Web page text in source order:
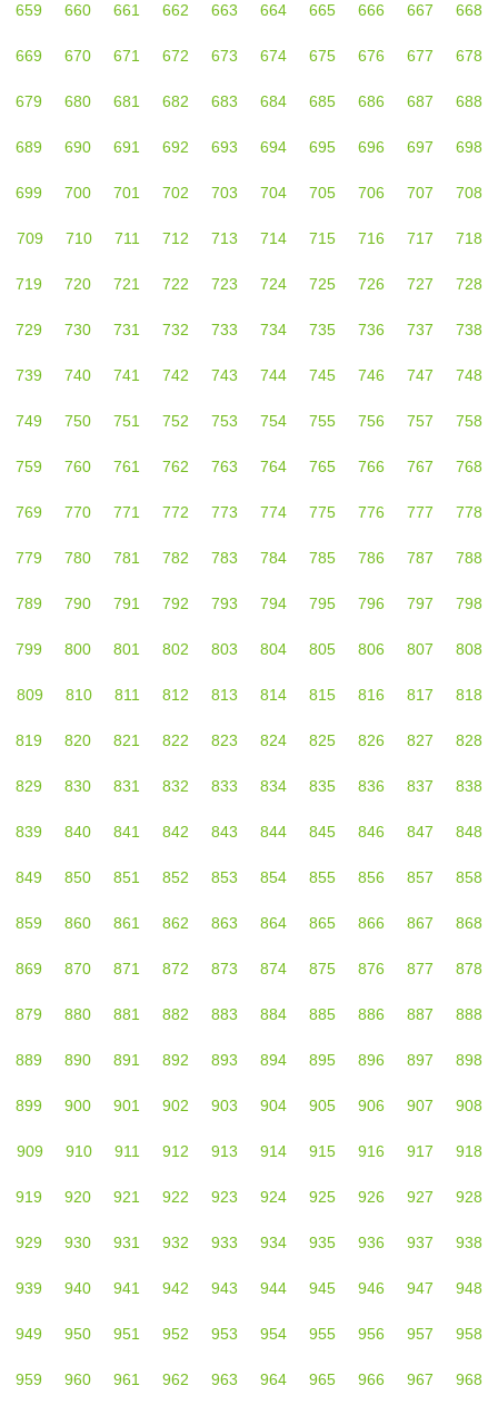
659 660 661 662 663 664 665 666 667 668
669 670 671 672 673 674 675 676 677 678
679 680 681 682 683 684 685 686 687 688
689 690 691 692 693 694 695 696 697 698
699 700 701 702 703 704 705 706 707 708
709 710 711 712 713 714 715 716 717 718
719 720 721 722 723 724 725 726 727 728
729 730 731 732 733 734 735 736 737 738
739 740 741 742 743 744 745 746 747 748
749 750 751 752 753 754 755 756 757 758
759 760 761 762 763 764 765 766 767 768
769 770 771 772 773 774 775 776 777 778
779 780 781 782 783 784 785 786 787 788
789 790 791 792 793 794 795 796 797 798
799 800 801 802 803 804 805 806 807 808
809 810 811 812 813 814 815 816 817 818
819 820 821 822 823 824 825 826 827 828
829 830 831 832 833 834 835 836 837 838
839 840 841 842 843 844 845 846 847 848
849 850 851 852 853 854 855 856 857 858
859 860 861 862 863 864 865 866 867 868
869 870 871 872 873 874 875 876 877 878
879 880 881 882 883 884 885 886 887 888
889 890 891 892 893 894 895 896 897 898
899 900 901 902 903 904 905 906 907 908
909 910 911 912 913 914 915 916 917 918
919 920 921 922 923 924 925 926 927 928
929 930 931 932 933 934 935 936 937 938
939 940 941 942 943 944 945 946 947 948
949 950 951 952 953 954 955 956 957 958
959 960 961 962 963 964 965 966 967 968